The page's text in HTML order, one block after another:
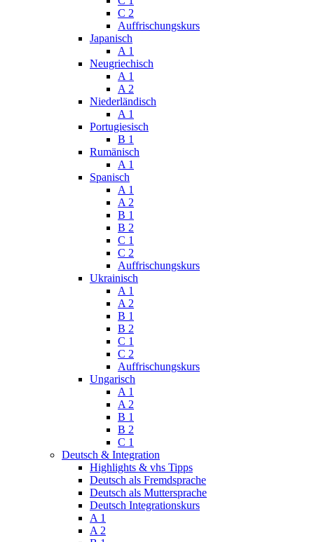
C 2
Auffrischungskurs
Japanisch
A 1
Neugriechisch
A 1
A 2
Niederländisch
A 1
Portugiesisch
B 1
Rumänisch
A 1
Spanisch
A 1
A 2
B 1
B 2
C 1
C 2
Auffrischungskurs
Ukrainisch
A 1
A 2
B 1
B 2
C 1
C 2
Auffrischungskurs
Ungarisch
A 1
A 2
B 1
B 2
C 1
Deutsch & Integration
Highlights & vhs Tipps
Deutsch als Fremdsprache
Deutsch als Muttersprache
Deutsch Integrationskurs
A 1
A 2